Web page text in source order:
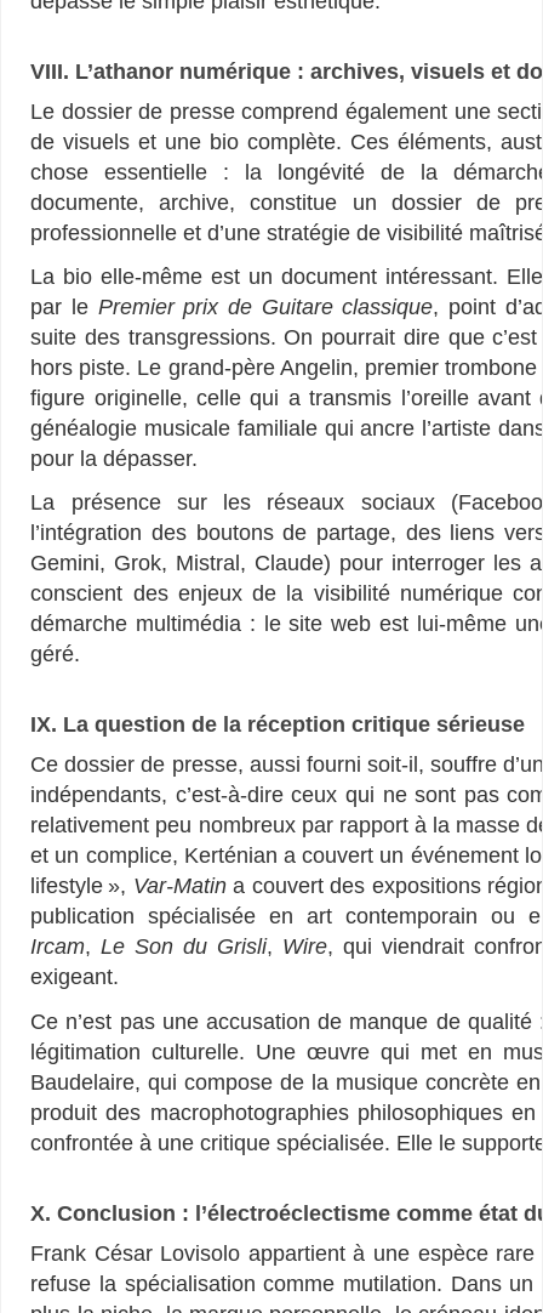
VIII. L’athanor numérique : archives, visuels et
Le dossier de presse comprend également une
de visuels et une bio complète. Ces éléments,
chose essentielle : la longévité de la
documente, archive, constitue un dossier de
professionnelle et d’une stratégie de visibilité
La bio elle-même est un document intéressant.
par le Premier prix de Guitare classique, point
suite des transgressions. On pourrait dire que
hors piste. Le grand-père Angelin, premier
figure originelle, celle qui a transmis l’oreille
généalogie musicale familiale qui ancre l’artiste
pour la dépasser.
La présence sur les réseaux sociaux
l’intégration des boutons de partage, des liens
Gemini, Grok, Mistral, Claude) pour interroger les
conscient des enjeux de la visibilité numérique
démarche multimédia : le site web est lui-même
géré.
IX. La question de la réception critique sérieuse
Ce dossier de presse, aussi fourni soit-il, souffre
indépendants, c’est-à-dire ceux qui ne sont pas
relativement peu nombreux par rapport à la masse
et un complice, Kerténian a couvert un événement
lifestyle », Var-Matina couvert des expositions
publication spécialisée en art contemporain ou
Ircam,Le Son du Grisli, Wire, qui viendrait
exigeant.
Ce n’est pas une accusation de manque de
légitimation culturelle. Une œuvre qui met en
Baudelaire, qui compose de la musique concrète
produit des macrophotographies philosophiques
confrontée à une critique spécialisée. Elle le
X. Conclusion : l’électroéclectisme comme état
Frank César Lovisolo appartient à une espèce
refuse la spécialisation comme mutilation. Dans